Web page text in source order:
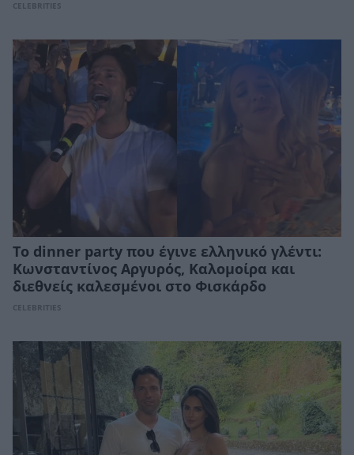
CELEBRITIES
Το dinner party που έγινε ελληνικό γλέντι:
Κωνσταντίνος Αργυρός, Καλομοίρα και
διεθνείς καλεσμένοι στο Φισκάρδο
CELEBRITIES